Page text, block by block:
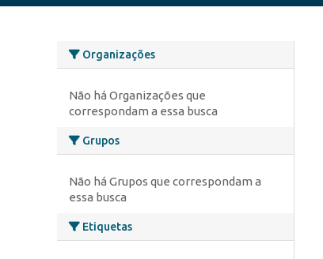
Organizações
Não há Organizações que
correspondam a essa busca
Grupos
Não há Grupos que correspondam a
essa busca
Etiquetas